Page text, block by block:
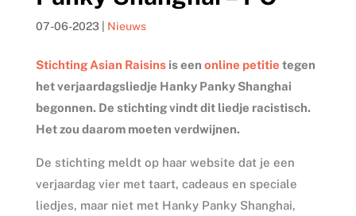
07-06-2023| Nieuws
Stichting Asian Raisinsis een online petitie tegen
het verjaardagsliedje Hanky Panky Shanghai
begonnen. De stichting vindt dit liedje racistisch.
Het zou daarom moeten verdwijnen.
De stichting meldt op haar website dat je een
verjaardag vier met taart, cadeaus en speciale
liedjes, maar niet met Hanky Panky Shanghai,